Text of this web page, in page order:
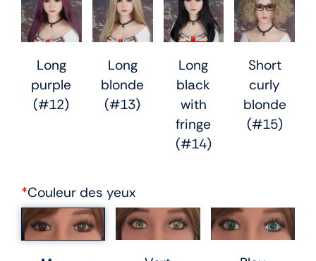
Long
purple
(#12)
Long
blonde
(#13)
Long
black
with
fringe
(#14)
Short
curly
blonde
(#15)
*Couleur des yeux